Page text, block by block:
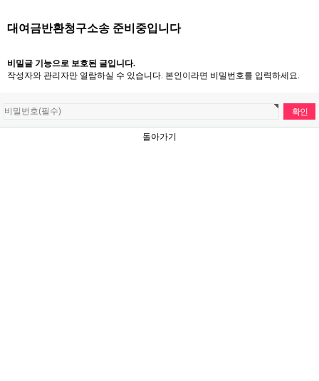
대여금반환청구소송 준비중입니다
비밀글 기능으로 보호된 글입니다.
작성자와 관리자만 열람하실 수 있습니다. 본인이라면 비밀번호를 입력하세요.
돌아가기